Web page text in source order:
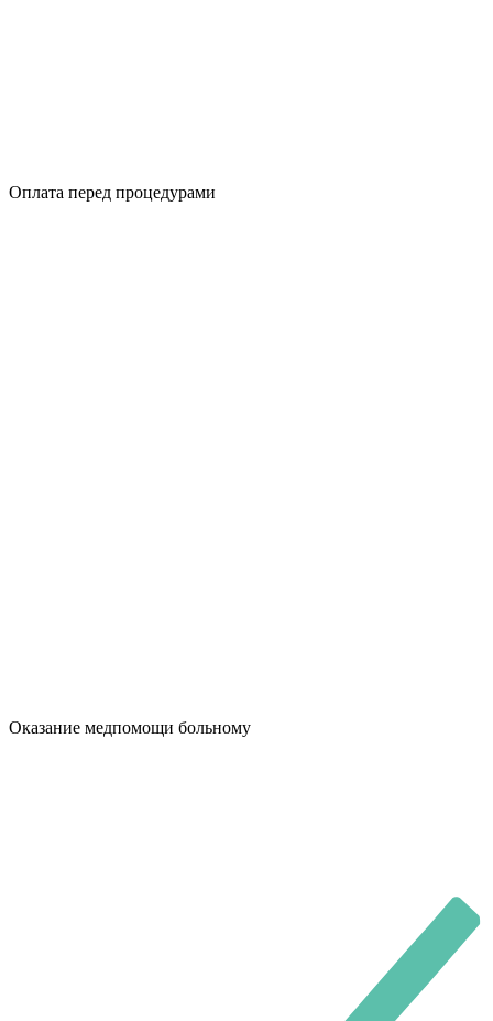
Оплата перед процедурами
Оказание медпомощи больному